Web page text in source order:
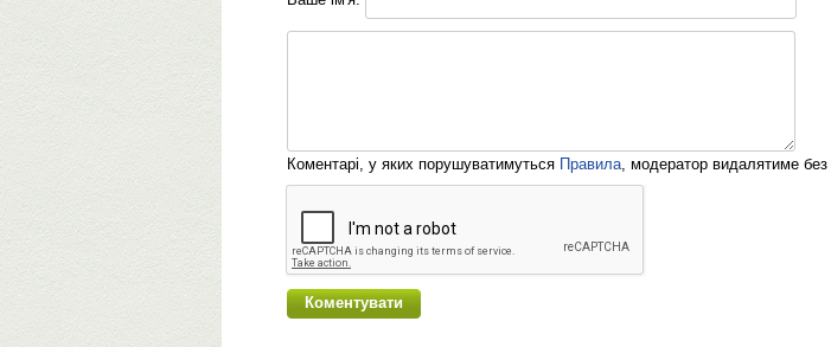
Коментарі, у яких порушуватимуться Правила, модератор видалятиме